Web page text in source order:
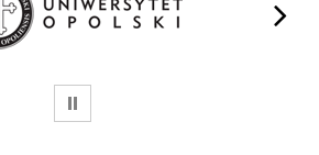
next
WSTRZYMAJ